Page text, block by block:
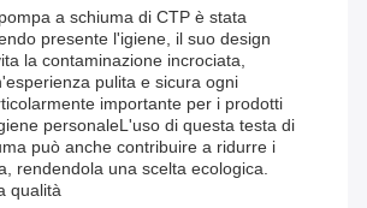
a schiuma di CTP è stata
presente l'igiene, il suo design
la contaminazione incrociata,
pulita e sicura ogni
importante per i prodotti
personaleL'uso di questa testa di
può anche contribuire a ridurre i
rendendola una scelta ecologica.
qualità